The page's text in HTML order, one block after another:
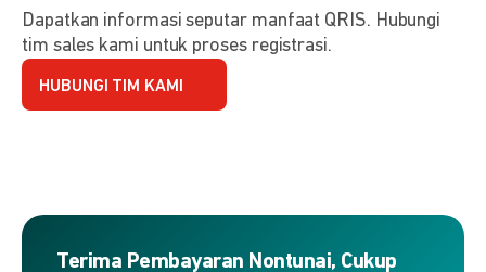
Dapatkan informasi seputar manfaat QRIS. Hubungi
tim sales kami untuk proses registrasi.
HUBUNGI TIM KAMI
Terima Pembayaran Nontunai, Cukup